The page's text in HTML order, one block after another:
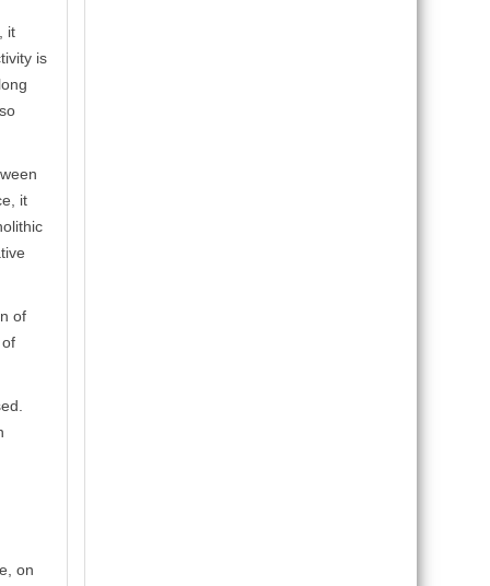
it
is
it
of
on